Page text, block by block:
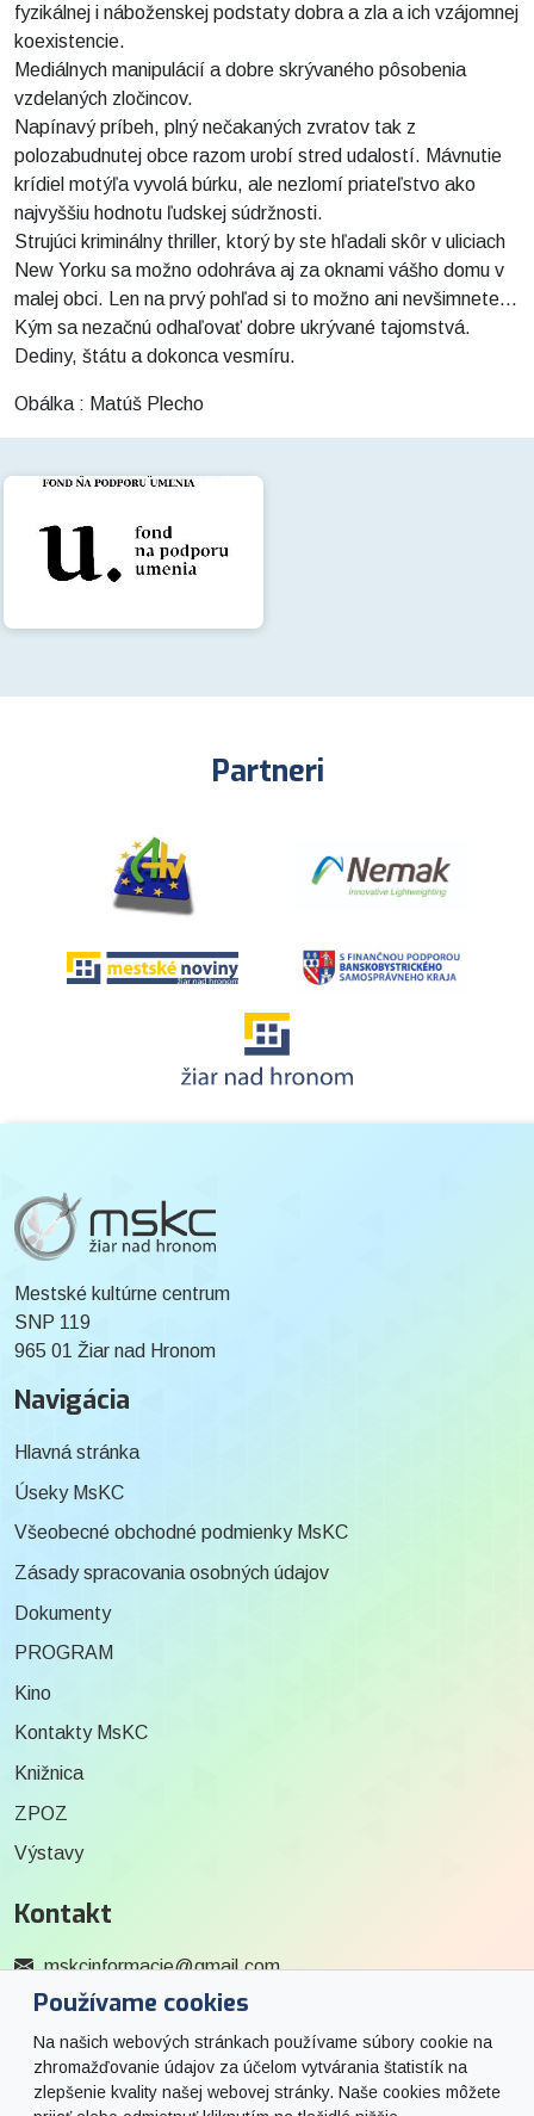
fyzikálnej i náboženskej podstaty dobra a zla a ich vzájomnej
koexistencie.
Mediálnych manipulácií a dobre skrývaného pôsobenia
vzdelaných zločincov.
Napínavý príbeh, plný nečakaných zvratov tak z
polozabudnutej obce razom urobí stred udalostí. Mávnutie
krídiel motýľa vyvolá búrku, ale nezlomí priateľstvo ako
najvyššiu hodnotu ľudskej súdržnosti.
Strujúci kriminálny thriller, ktorý by ste hľadali skôr v uliciach
New Yorku sa možno odohráva aj za oknami vášho domu v
malej obci. Len na prvý pohľad si to možno ani nevšimnete...
Kým sa nezačnú odhaľovať dobre ukrývané tajomstvá.
Dediny, štátu a dokonca vesmíru.
Obálka : Matúš Plecho
Partneri
Používame cookies
Na našich webových stránkach používame súbory cookie na
zhromažďovanie údajov za účelom vytvárania štatistík na
zlepšenie kvality našej webovej stránky. Naše cookies môžete
Mestské kultúrne centrum
SNP 119
965 01 Žiar nad Hronom
Navigácia
Hlavná stránka
Úseky MsKC
Všeobecné obchodné podmienky MsKC
Zásady spracovania osobných údajov
Dokumenty
PROGRAM
Kino
Kontakty MsKC
Knižnica
ZPOZ
Výstavy
Kontakt
mskcinformacie@gmail.com
0915 727 244
Social